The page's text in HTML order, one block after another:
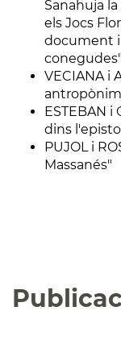
Sanahuja
els Jocs
document
conegudes"
VECIANA i
ESTEBAN i
dins
PUJOL i
Massanés"